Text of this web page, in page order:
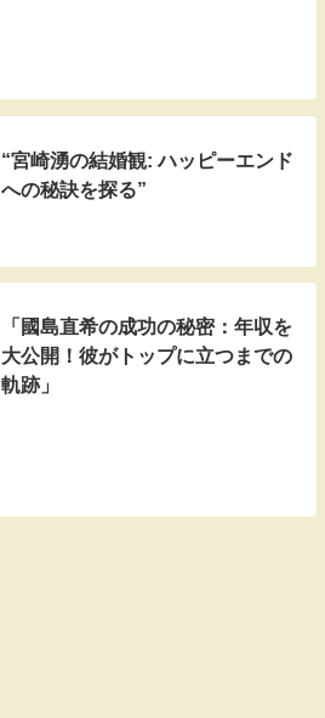
“宮崎湧の結婚観: ハッピーエンド
への秘訣を探る”
「國島直希の成功の秘密：年収を
大公開！彼がトップに立つまでの
軌跡」